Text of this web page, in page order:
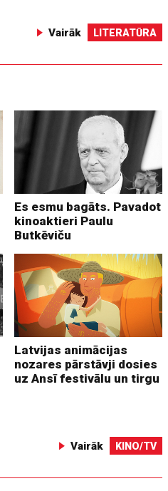
Vairāk LITERATŪRA
Es esmu bagāts. Pavadot
kinoaktieri Paulu
Butkēviču
Latvijas animācijas
nozares pārstāvji dosies
uz Ansī festivālu un tirgu
Vairāk KINO/TV